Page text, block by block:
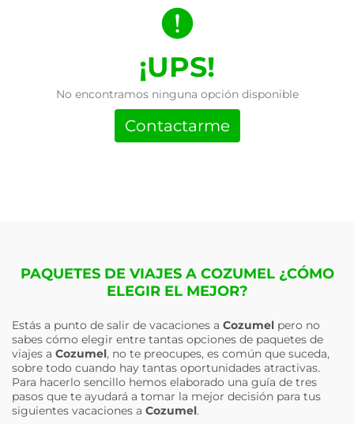
¡UPS!
No encontramos ninguna opción disponible
Contactarme
PAQUETES DE VIAJES A COZUMEL ¿CÓMO
ELEGIR EL MEJOR?
Estás a punto de salir de vacaciones a Cozumel pero no
sabes cómo elegir entre tantas opciones de paquetes de
viajes a Cozumel, no te preocupes, es común que suceda,
sobre todo cuando hay tantas oportunidades atractivas.
Para hacerlo sencillo hemos elaborado una guía de tres
pasos que te ayudará a tomar la mejor decisión para tus
siguientes vacaciones a Cozumel.